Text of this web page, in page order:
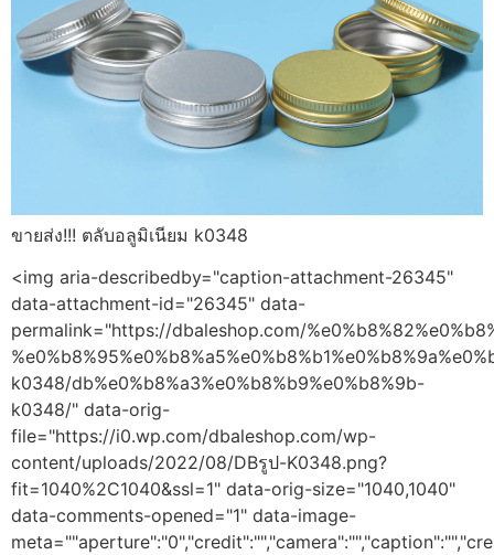
ขายส่ง!!! ตลับอลูมิเนียม k0348
<img aria-describedby="caption-attachment-26345"
data-attachment-id="26345" data-
permalink="https://dbaleshop.com/
k0348/db%e0%b8%a3%e0%b8%b9%e0%b8%9b-
k0348/" data-orig-
file="https://i0.wp.com/dbaleshop.com/wp-
content/uploads/2022/08/DBรูป-K0348.png?
fit=1040%2C1040&ssl=1" data-orig-size="1040,1040"
data-comments-opened="1" data-image-